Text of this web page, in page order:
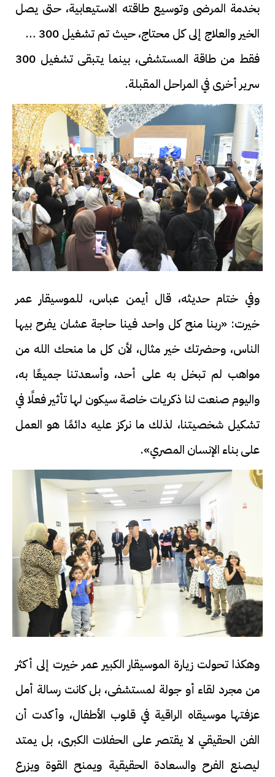
بخدمة المرضى وتوسيع طاقته الاستيعابية، حتى يصل
الخير والعلاج إلى كل محتاج، حيث تم تشغيل 300 سرير
فقط من طاقة المستشفى، بينما يتبقى تشغيل 300
سرير أخرى في المراحل المقبلة.
وفي ختام حديثه، قال أيمن عباس، للموسيقار عمر
خيرت: «ربنا منح كل واحد فينا حاجة عشان يفرح بيها
الناس، وحضرتك خير مثال، لأن كل ما منحك الله من
مواهب لم تبخل به على أحد، وأسعدتنا جميعًا به،
واليوم صنعت لنا ذكريات خاصة سيكون لها تأثير فعلًا في
تشكيل شخصيتنا، لذلك ما نركز عليه دائمًا هو العمل
على بناء الإنسان المصري».
وهكذا تحولت زيارة الموسيقار الكبير عمر خيرت إلى أكثر
من مجرد لقاء أو جولة لمستشفى، بل كانت رسالة أمل
عزفتها موسيقاه الراقية في قلوب الأطفال، وأكدت أن
الفن الحقيقي لا يقتصر على الحفلات الكبرى، بل يمتد
ليصنع الفرح والسعادة الحقيقية ويمنح القوة ويزرع